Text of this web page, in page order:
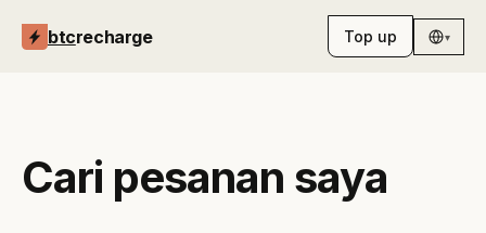
btcrecharge Top up ▾
Cari pesanan saya